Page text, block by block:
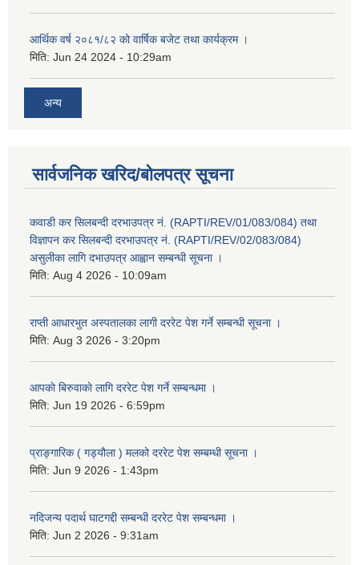
आर्थिक वर्ष २०८१/८२ को वार्षिक बजेट तथा कार्यक्रम ।
मिति: Jun 24 2024 - 10:29am
अन्य
सार्वजनिक खरिद/बोलपत्र सूचना
कवाडी कर सिलबन्दी दरभाउपत्र नं. (RAPTI/REV/01/083/084) तथा
विज्ञापन कर सिलबन्दी दरभाउपत्र नं. (RAPTI/REV/02/083/084)
असुलीका लागि दभाउपत्र आह्वान सम्बन्धी सूचना ।
मिति: Aug 4 2026 - 10:09am
राप्ती आधारभुत अस्पतालका लागी दररेट पेश गर्ने सम्बन्धी सूचना ।
मिति: Aug 3 2026 - 3:20pm
आपकाे बिरुवाकाे लागि दररेट पेश गर्ने सम्बन्धमा ।
मिति: Jun 19 2026 - 6:59pm
प्राङ्गारिक ( गड्यौला ) मलको दररेट पेश सम्बम्धी सूचना ।
मिति: Jun 9 2026 - 1:43pm
नदिजन्य पदार्थ घाटगद्दी सम्बन्धी दररेट पेश सम्बन्धमा ।
मिति: Jun 2 2026 - 9:31am